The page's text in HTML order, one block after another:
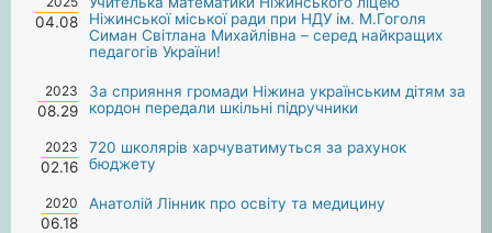
04.08
Ніжинської міської ради при НДУ ім. М.Гоголя
Симан Світлана Михайлівна – серед найкращих
педагогів України!
2023
08.29
За сприяння громади Ніжина українським дітям за
кордон передали шкільні підручники
2023
02.16
720 школярів харчуватимуться за рахунок
бюджету
2020
06.18
Анатолій Лінник про освіту та медицину